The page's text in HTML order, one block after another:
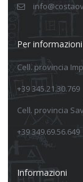
Per informazioni
Cell. provincia
+39 345.21.30.769
Cell. provincia
+39 349.69.56.649
Informazioni